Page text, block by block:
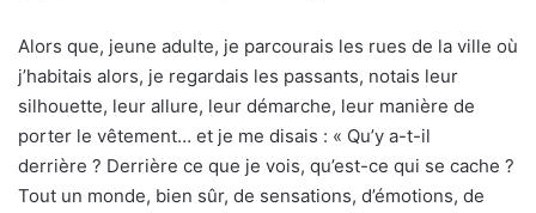
Alors que, jeune adulte, je parcourais les rues de la ville où
j’habitais alors, je regardais les passants, notais leur
silhouette, leur allure, leur démarche, leur manière de
porter le vêtement… et je me disais : « Qu’y a-t-il
derrière ? Derrière ce que je vois, qu’est-ce qui se cache ?
Tout un monde, bien sûr, de sensations, d’émotions, de